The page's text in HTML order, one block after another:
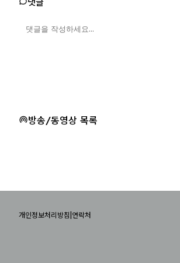
방송/동영상 목록
개인정보처리방침|연락처